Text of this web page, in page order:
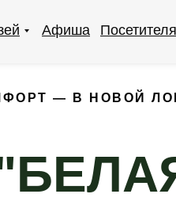
Афиша
— В НОВОЙ